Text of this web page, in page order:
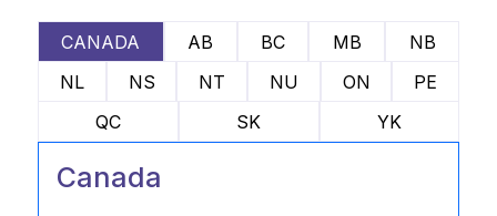
CANADA AB BC MB
NB
NL
NS NT NU ON
PE
QC
SK YK
Canada